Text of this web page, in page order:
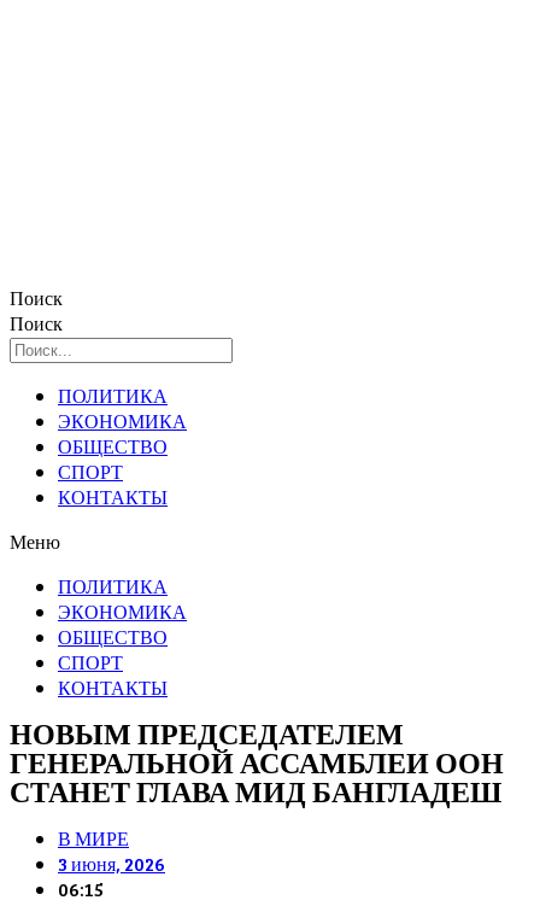
Поиск
Поиск
ПОЛИТИКА
ЭКОНОМИКА
ОБЩЕСТВО
СПОРТ
КОНТАКТЫ
Меню
ПОЛИТИКА
ЭКОНОМИКА
ОБЩЕСТВО
СПОРТ
КОНТАКТЫ
НОВЫМ ПРЕДСЕДАТЕЛЕМ
ГЕНЕРАЛЬНОЙ АССАМБЛЕИ ООН
СТАНЕТ ГЛАВА МИД БАНГЛАДЕШ
В МИРЕ
3 июня, 2026
06:15